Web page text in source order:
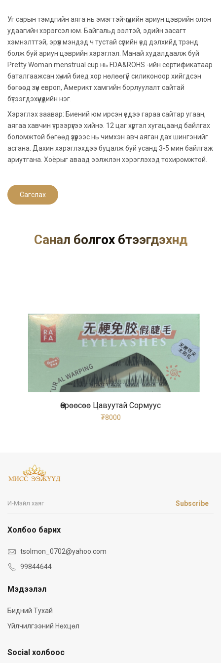
Уг сарын тэмдгийн аяга нь эмэгтэйчүүдийн ариун цэврийн олон
удаагийн хэрэгсэл юм. Байгальд ээлтэй, эдийн засагт
хэмнэлттэй, эрүүл мэндэд ч тустай сүүлийн үед дэлхийд трэнд
болж буй ариун цэврийн хэрэглэл. Манай худалдаалж буй
Pretty Woman menstrual cup нь FDA&ROHS -ийн сертификатаар
баталгаажсан хүний биед хор нөлөөгүй силиконоор хийгдсэн
бөгөөд зүүн европ, Америкт хамгийн борлуулалт сайтай
бүтээгдэхүүнүүдийн нэг.
Хэрэглэх заавар: Биений юм ирсэн үедээ гараа сайтар угаан,
аягаа хавчин үтрээрүүгээ хийнэ. 12 цаг хүртэл хугацаанд байлгах
боломжтой бөгөөд үзүүрээс нь чимхэн авч аяган дах шингэнийг
асгана. Дахин хэрэглэхдээ буцалж буй усанд 3-5 мин байлгаж
ариутгана. Хоёрыг аваад ээлжлэн хэрэглэхэд тохиромжтой.
Сагслах
Санал болгох бүтээгдэхүүнүүд
Өөрөөсөө Цавуутай Сормуус
₮8000
Subscribe
Холбоо барих
tsolmon_0702@yahoo.com
99844644
Мэдээлэл
Бидний Тухай
Үйлчилгээний Нөхцөл
Social холбоос